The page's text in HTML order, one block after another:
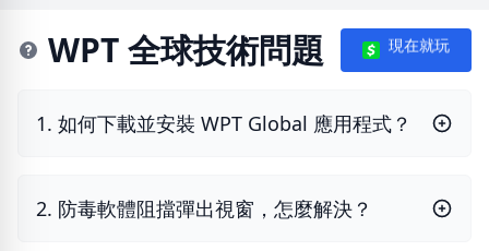
WPT 全球技術問題 現在就玩
1. 如何下載並安裝 WPT Global 應用程式？
2. 防毒軟體阻擋彈出視窗，怎麼解決？